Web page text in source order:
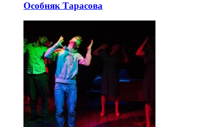
Особняк Тарасова